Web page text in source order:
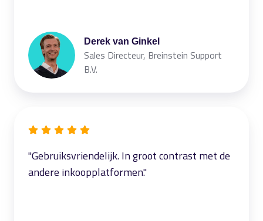
Derek van Ginkel
Sales Directeur, Breinstein Support
B.V.
"Gebruiksvriendelijk. In groot contrast met de
andere inkoopplatformen."